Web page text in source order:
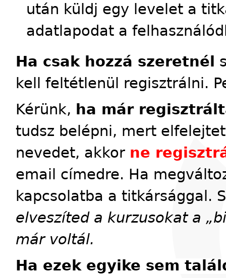
után küldj egy levelet a
adatlapodat a
Ha csak hozzá szeretnél
kell feltétlenül regisztrálni.
Kérünk, ha már
tudsz belépni, mert
nevedet, akkor ne
email címedre. Ha
kapcsolatba a titkársággal.
elveszíted a kurzusokat a
már voltál.
Ha ezek egyike sem